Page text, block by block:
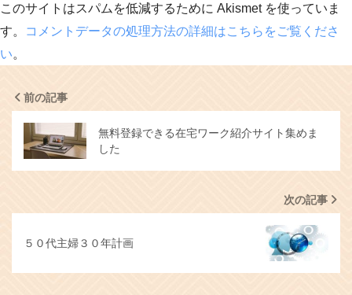
このサイトはスパムを低減するために Akismet を使っていま
す。
コメントデータの処理方法の詳細はこちらをご覧くださ
い。
前の記事
無料登録できる在宅ワーク紹介サイト集めま
した
次の記事
５０代主婦３０年計画